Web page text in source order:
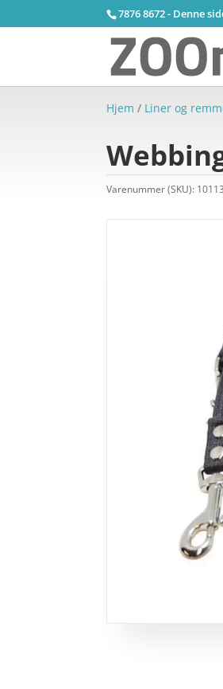
7876 8672 - Denne
Hjem / Liner og
Varenummer (SKU):